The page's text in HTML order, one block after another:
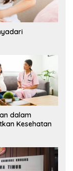
dalam
Kesehatan